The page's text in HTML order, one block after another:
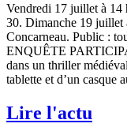
Vendredi 17 juillet à 14
30. Dimanche 19 juillet
Concarneau. Public :
ENQUÊTE
dans un thriller
tablette et d’un
Lire l'actu